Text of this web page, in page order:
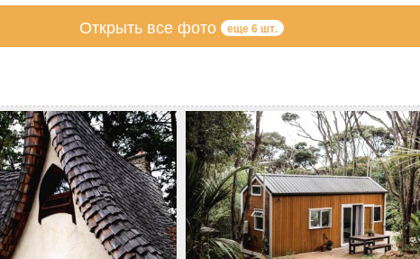
Открыть все фото еще 6 шт.